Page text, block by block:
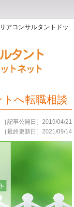
アコンサルタントドッ
へ転職相談
［記事公開日］2019/04/21
［最終更新日］2021/09/14